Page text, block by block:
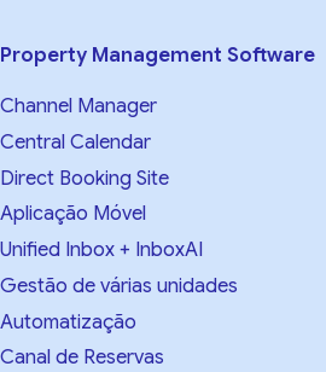
Property Management Software
Channel Manager
Central Calendar
Direct Booking Site
Aplicação Móvel
Unified Inbox + InboxAI
Gestão de várias unidades
Automatização
Canal de Reservas